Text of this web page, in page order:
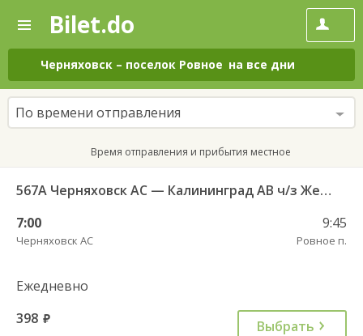
—
Поиск
и
покупка
билетов
на
автобус
онлайн
Bilet.do
Черняховск – поселок Ровное на все дни
По времени отправления
Время отправления и прибытия местное
567А Черняховск АС — Калининград АВ ч/з Железнодорожный КДП, Правдинск КДП
7:00
Черняховск АС
9:45
Ровное п.
Ежедневно
398 руб. Выбрать